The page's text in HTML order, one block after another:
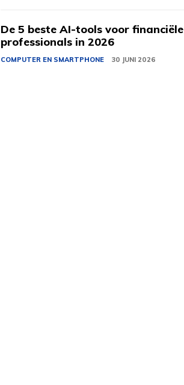
De 5 beste AI-tools voor financiële
professionals in 2026
COMPUTER EN SMARTPHONE 30 JUNI 2026